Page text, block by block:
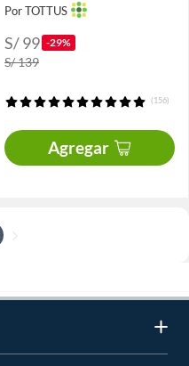
Por TOTTUS
S/ 99 -29%
S/ 139
(156)
Agregar